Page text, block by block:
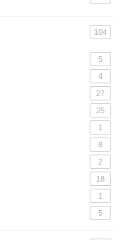
104
5
4
27
25
1
8
2
18
1
5